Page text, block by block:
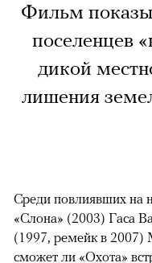
Фильм
поселенцев
дикой
лишения
Среди повлиявших на
«Слона» (2003) Гаса
(1997, ремейк в 2007)
сможет ли «Охота»